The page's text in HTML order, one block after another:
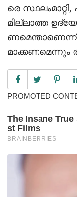
രെ
മില്ലാത്ത
മാക്കണമെന്നും